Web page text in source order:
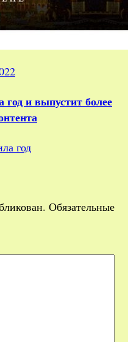
и выпустит более
Обязательные